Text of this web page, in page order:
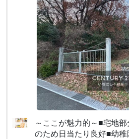
～ここが魅力的～■宅地
のため日当たり良好■幼